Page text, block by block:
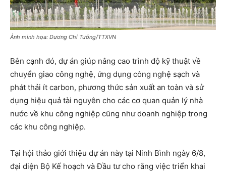
Ảnh minh họa: Dương Chí Tưởng/TTXVN
Bên cạnh đó, dự án giúp nâng cao trình độ kỹ thuật về
chuyển giao công nghệ, ứng dụng công nghệ sạch và
phát thải ít carbon, phương thức sản xuất an toàn và sử
dụng hiệu quả tài nguyên cho các cơ quan quản lý nhà
nước về khu công nghiệp cũng như doanh nghiệp trong
các khu công nghiệp.
Tại hội thảo giới thiệu dự án này tại Ninh Bình ngày 6/8,
đại diện Bộ Kế hoạch và Đầu tư cho rằng việc triển khai